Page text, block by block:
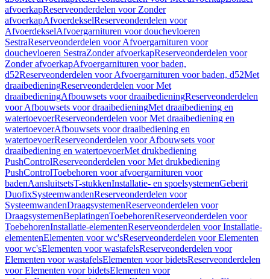
afvoerkapReserveonderdelen voor Zonder
afvoerkapAfvoerdekselReserveonderdelen voor
AfvoerdekselAfvoergarnituren voor douchevloeren
SestraReserveonderdelen voor Afvoergarnituren voor
douchevloeren SestraZonder afvoerkapReserveonderdelen voor
Zonder afvoerkapAfvoergarnituren voor baden,
d52Reserveonderdelen voor Afvoergarnituren voor baden, d52Met
draaibedieningReserveonderdelen voor Met
draaibedieningAfbouwsets voor draaibedieningReserveonderdelen
voor Afbouwsets voor draaibedieningMet draaibediening en
watertoevoerReserveonderdelen voor Met draaibediening en
watertoevoerAfbouwsets voor draaibediening en
watertoevoerReserveonderdelen voor Afbouwsets voor
draaibediening en watertoevoerMet drukbediening
PushControlReserveonderdelen voor Met drukbediening
PushControlToebehoren voor afvoergarnituren voor
badenAansluitsetsT-stukkenInstallatie- en spoelsystemenGeberit
DuofixSysteemwandenReserveonderdelen voor
SysteemwandenDraagsystemenReserveonderdelen voor
DraagsystemenBeplatingenToebehorenReserveonderdelen voor
ToebehorenInstallatie-elementenReserveonderdelen voor Installatie-
elementenElementen voor wc'sReserveonderdelen voor Elementen
voor wc'sElementen voor wastafelsReserveonderdelen voor
Elementen voor wastafelsElementen voor bidetsReserveonderdelen
voor Elementen voor bidetsElementen voor